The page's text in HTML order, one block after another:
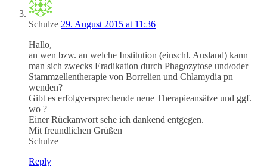
Schulze 29. August 2015 at 11:36
Hallo,
an wen bzw. an welche Institution (einschl. Ausland) kann
man sich zwecks Eradikation durch Phagozytose und/oder
Stammzellentherapie von Borrelien und Chlamydia pn
wenden?
Gibt es erfolgversprechende neue Therapieansätze und ggf.
wo ?
Einer Rückanwort sehe ich dankend entgegen.
Mit freundlichen Grüßen
Schulze
Reply